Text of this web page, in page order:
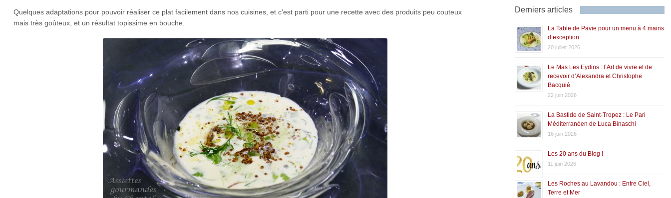
Quelques adaptations pour pouvoir réaliser ce plat facilement dans nos cuisines, et c’est parti pour une recette avec des produits peu couteux
mais très goûteux, et un résultat topissime en bouche.
Derniers articles
La Table de Pavie pour un menu à 4 mains
d’exception
20 juillet 2026
Le Mas Les Eydins : l’Art de vivre et de
recevoir d’Alexandra et Christophe
Bacquié
22 juin 2026
La Bastide de Saint-Tropez : Le Pari
Méditerranéen de Luca Binaschi
16 juin 2026
Les 20 ans du Blog !
11 juin 2026
Les Roches au Lavandou : Entre Ciel,
Terre et Mer